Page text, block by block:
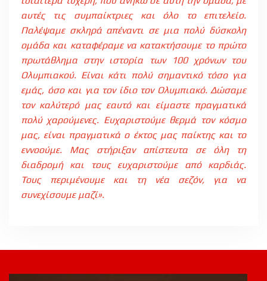
αυτές τις συμπαίκτριες και όλο το επιτελείο.
Παλέψαμε σκληρά απέναντι σε μια πολύ δύσκολη
ομάδα και καταφέραμε να κατακτήσουμε το πρώτο
πρωτάθλημα στην ιστορία των 100 χρόνων του
Ολυμπιακού. Είναι κάτι πολύ σημαντικό τόσο για
εμάς, όσο και για τον ίδιο τον Ολυμπιακό. Δώσαμε
τον καλύτερό μας εαυτό και είμαστε πραγματικά
πολύ χαρούμενες. Ευχαριστούμε θερμά τον κόσμο
μας, είναι πραγματικά ο έκτος μας παίκτης και το
εννοούμε. Μας στήριξαν απίστευτα σε όλη τη
διαδρομή και τους ευχαριστούμε από καρδιάς.
Τους περιμένουμε και τη νέα σεζόν, για να
συνεχίσουμε μαζί».